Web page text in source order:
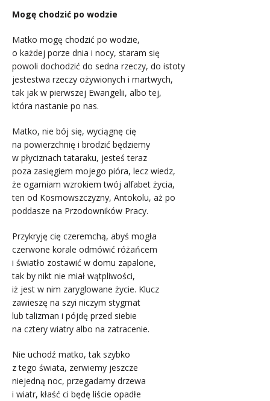
Mogę chodzić po wodzie
Matko mogę chodzić po wodzie,
o każdej porze dnia i nocy, staram się
powoli dochodzić do sedna rzeczy, do istoty
jestestwa rzeczy ożywionych i martwych,
tak jak w pierwszej Ewangelii, albo tej,
która nastanie po nas.
Matko, nie bój się, wyciągnę cię
na powierzchnię i brodzić będziemy
w płyciznach tataraku, jesteś teraz
poza zasięgiem mojego pióra, lecz wiedz,
że ogarniam wzrokiem twój alfabet życia,
ten od Kosmowszczyzny, Antokolu, aż po
poddasze na Przodowników Pracy.
Przykryję cię czeremchą, abyś mogła
czerwone korale odmówić różańcem
i światło zostawić w domu zapalone,
tak by nikt nie miał wątpliwości,
iż jest w nim zaryglowane życie. Klucz
zawieszę na szyi niczym stygmat
lub talizman i pójdę przed siebie
na cztery wiatry albo na zatracenie.
Nie uchodź matko, tak szybko
z tego świata, zerwiemy jeszcze
niejedną noc, przegadamy drzewa
i wiatr, kłaść ci będę liście opadłe